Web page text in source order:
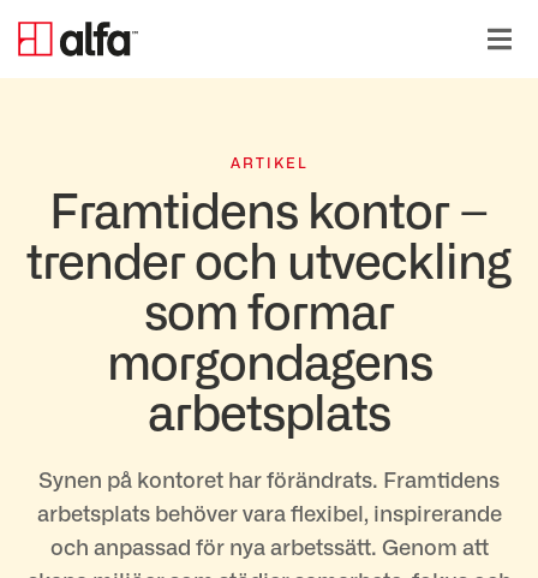
ARTIKEL
Framtidens kontor –
trender och utveckling
som formar
morgondagens
arbetsplats
Synen på kontoret har förändrats. Framtidens
arbetsplats behöver vara flexibel, inspirerande
och anpassad för nya arbetssätt. Genom att